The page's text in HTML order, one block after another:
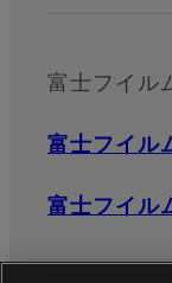
富士フイル
富士フイル
富士フイル